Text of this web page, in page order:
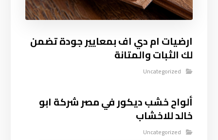
ارضيات ام دي اف بمعايير جودة تضمن
لك الثبات والمتانة
Uncategorized
ألواح خشب ديكور في مصر شركة ابو
خالد للاخشاب
Uncategorized